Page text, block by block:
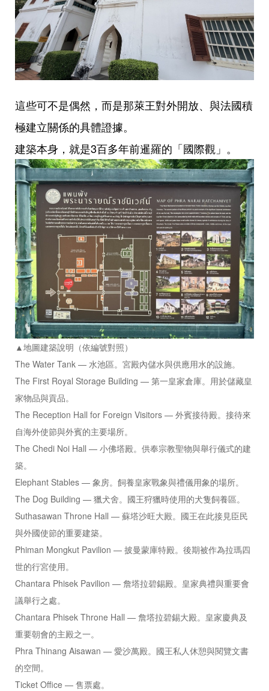
這些可不是偶然，而是那萊王對外開放、與法國積
極建立關係的具體證據。
建築本身，就是3百多年前暹羅的「國際觀」。
▲地圖建築說明（依編號對照）
The Water Tank — 水池區。宮殿內儲水與供應用水的設施。
The First Royal Storage Building — 第一皇家倉庫。用於儲藏皇
家物品與貢品。
The Reception Hall for Foreign Visitors — 外賓接待殿。接待來
自海外使節與外賓的主要場所。
The Chedi Noi Hall — 小佛塔殿。供奉宗教聖物與舉行儀式的建
築。
Elephant Stables — 象房。飼養皇家戰象與禮儀用象的場所。
The Dog Building — 獵犬舍。國王狩獵時使用的犬隻飼養區。
Suthasawan Throne Hall — 蘇塔沙旺大殿。國王在此接見臣民
與外國使節的重要建築。
Phiman Mongkut Pavilion — 披曼蒙庫特殿。後期被作為拉瑪四
世的行宮使用。
Chantara Phisek Pavilion — 詹塔拉碧錫殿。皇家典禮與重要會
議舉行之處。
Chantara Phisek Throne Hall — 詹塔拉碧錫大殿。皇家慶典及
重要朝會的主殿之一。
Phra Thinang Aisawan — 愛沙萬殿。國王私人休憩與閱覽文書
的空間。
Ticket Office — 售票處。